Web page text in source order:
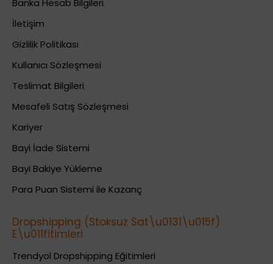
Banka Hesab Bilgileri
İletişim
Gizlilik Politikası
Kullanıcı Sözleşmesi
Teslimat Bilgileri
Mesafeli Satış Sözleşmesi
Kariyer
Bayi İade Sistemi
Bayi Bakiye Yükleme
Para Puan Sistemi ile Kazanç
Dropshipping (Stoksuz Sat\u0131\u015f)
E\u011fitimleri
Trendyol Dropshipping Eğitimleri